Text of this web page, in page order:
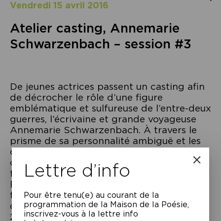
vendredi 15 avril 2016
Atelier casting, Annemarie
Schwarzenbach – session #3
De jeunes actrices passent un casting afin
de décrocher le rôle d’une figure
emblématique et sulfureuse de l’entre-deux
guerres, l’écrivaine et grande voyageuse
Annemarie Schwarzenbach. À travers le
prisme de sa personnalité ambiguë et les
questions qu’elle soulève face à la
conscience d’une époque vécue, les jeunes
femmes parlent de leurs vies d’aujourd’hui.
Elles élaborent à plusieurs un portrait
fragmenté et mixte, celui de la femme
d’hier et de la jeune génération de l’année
2016.
Lettre d’info
Pour être tenu(e) au courant de la
programmation de la Maison de la Poésie,
inscrivez-vous à la lettre info